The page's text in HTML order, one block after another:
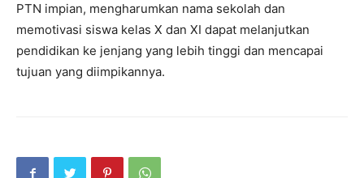
PTN impian, mengharumkan nama sekolah dan
memotivasi siswa kelas X dan XI dapat melanjutkan
pendidikan ke jenjang yang lebih tinggi dan mencapai
tujuan yang diimpikannya.